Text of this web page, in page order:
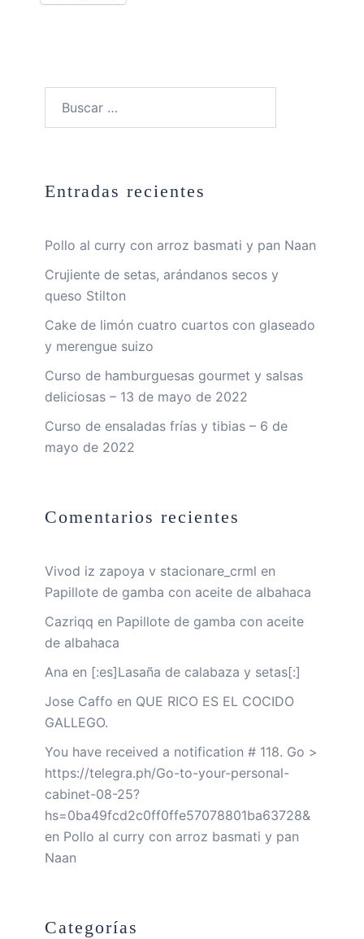
Entradas recientes
Pollo al curry con arroz basmati y pan Naan
Crujiente de setas, arándanos secos y
queso Stilton
Cake de limón cuatro cuartos con glaseado
y merengue suizo
Curso de hamburguesas gourmet y salsas
deliciosas – 13 de mayo de 2022
Curso de ensaladas frías y tibias – 6 de
mayo de 2022
Comentarios recientes
Vivod iz zapoya v stacionare_crml en
Papillote de gamba con aceite de albahaca
Cazriqq en Papillote de gamba con aceite
de albahaca
Ana en [:es]Lasaña de calabaza y setas[:]
Jose Caffo en QUE RICO ES EL COCIDO
GALLEGO.
You have received a notification # 118. Go >
https://telegra.ph/Go-to-your-personal-
cabinet-08-25?
hs=0ba49fcd2c0ff0ffe57078801ba63728&
en Pollo al curry con arroz basmati y pan
Naan
Categorías